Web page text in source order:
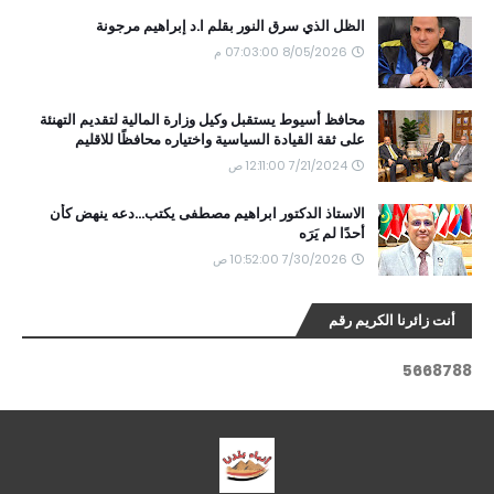
الظل الذي سرق النور بقلم ا.د إبراهيم مرجونة
8/05/2026 07:03:00 م
محافظ أسيوط يستقبل وكيل وزارة المالية لتقديم التهنئة
على ثقة القيادة السياسية واختياره محافظًا للاقليم
7/21/2024 12:11:00 ص
الاستاذ الدكتور ابراهيم مصطفى يكتب...دعه ينهض كأن
أحدًا لم يَرَه
7/30/2026 10:52:00 ص
أنت زائرنا الكريم رقم
5668788